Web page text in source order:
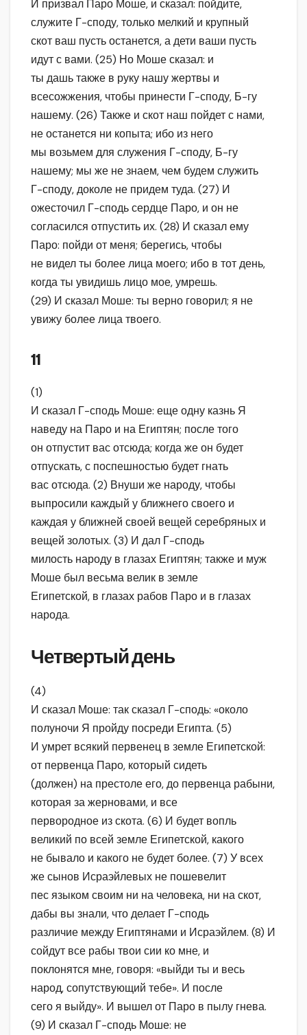
И призвал Паро Моше, и сказал: пойдите,
служите Г-споду, только мелкий и крупный
скот ваш пусть останется, а дети ваши пусть
идут с вами. (25) Но Моше сказал: и
ты дашь также в руку нашу жертвы и
всесожжения, чтобы принести Г-споду, Б-гу
нашему. (26) Также и скот наш пойдет с нами,
не останется ни копыта; ибо из него
мы возьмем для служения Г-споду, Б-гу
нашему; мы же не знаем, чем будем служить
Г-споду, доколе не придем туда. (27) И
ожесточил Г-сподь сердце Паро, и он не
согласился отпустить их. (28) И сказал ему
Паро: пойди от меня; берегись, чтобы
не видел ты более лица моего; ибо в тот день,
когда ты увидишь лицо мое, умрешь.
(29) И сказал Моше: ты верно говорил; я не
увижу более лица твоего.
11
(1)
И сказал Г-сподь Моше: еще одну казнь Я
наведу на Паро и на Египтян; после того
он отпустит вас отсюда; когда же он будет
отпускать, с поспешностью будет гнать
вас отсюда. (2) Внуши же народу, чтобы
выпросили каждый у ближнего своего и
каждая у ближней своей вещей серебряных и
вещей золотых. (3) И дал Г-сподь
милость народу в глазах Египтян; также и муж
Моше был весьма велик в земле
Египетской, в глазах рабов Паро и в глазах
народа.
Четвертый день
(4)
И сказал Моше: так сказал Г-сподь: «около
полуночи Я пройду посреди Египта. (5)
И умрет всякий первенец в земле Египетской:
от первенца Паро, который сидеть
(должен) на престоле его, до первенца рабыни,
которая за жерновами, и все
первородное из скота. (6) И будет вопль
великий по всей земле Египетской, какого
не бывало и какого не будет более. (7) У всех
же сынов Исраэйлевых не пошевелит
пес языком своим ни на человека, ни на скот,
дабы вы знали, что делает Г-сподь
различие между Египтянами и Исраэйлем. (8) И
сойдут все рабы твои сии ко мне, и
поклонятся мне, говоря: «выйди ты и весь
народ, сопутствующий тебе». И после
сего я выйду». И вышел от Паро в пылу гнева.
(9) И сказал Г-сподь Моше: не